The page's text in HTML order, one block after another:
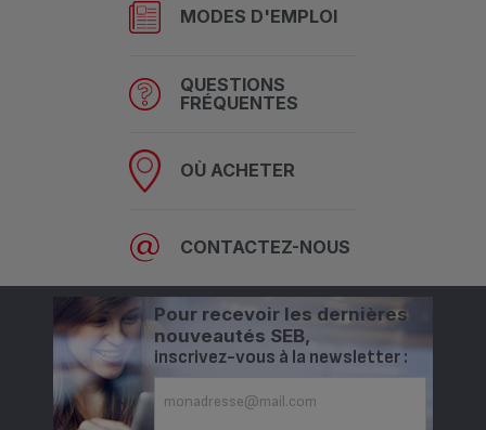
MODES D'EMPLOI
QUESTIONS
FRÉQUENTES
OÙ ACHETER
CONTACTEZ-NOUS
Pour recevoir les dernières
nouveautés SEB,
inscrivez-vous à la newsletter :